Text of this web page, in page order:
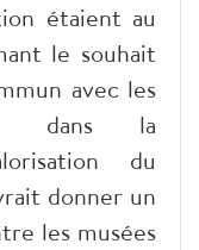
étaient au
le souhait
avec les
dans la
du
donner un
les musées